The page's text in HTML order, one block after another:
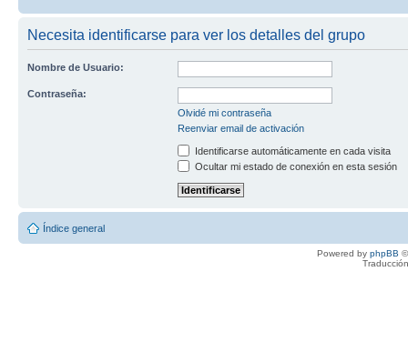
Necesita identificarse para ver los detalles del grupo
Nombre de Usuario:
Contraseña:
Olvidé mi contraseña
Reenviar email de activación
Identificarse automáticamente en cada visita
Ocultar mi estado de conexión en esta sesión
Índice general
Powered by phpBB